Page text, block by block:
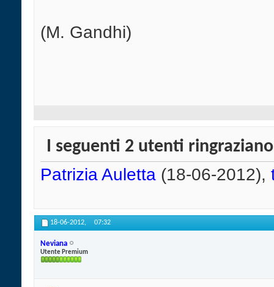
(M. Gandhi)
I seguenti 2 utenti
Patrizia Auletta (18-06-2012),
18-06-2012, 07:32
Neviana
Utente Premium